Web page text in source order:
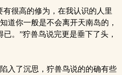
很高的修为，在我认识的人里
道你一般是不会离开天南岛的，
。”狞兽鸟说完更是垂下了头，
入了沉思，狞兽鸟说的的确有些